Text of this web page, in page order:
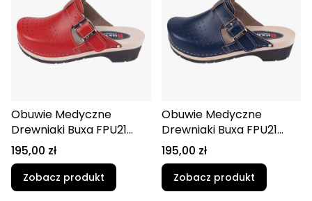
Obuwie Medyczne
Drewniaki Buxa FPU21
Czerwony czarna guma
Cena
195,00 zł
Zobacz produkt
Obuwie Medyczne
Drewniaki Buxa FPU21
Granatowy
Cena
195,00 zł
Zobacz produkt